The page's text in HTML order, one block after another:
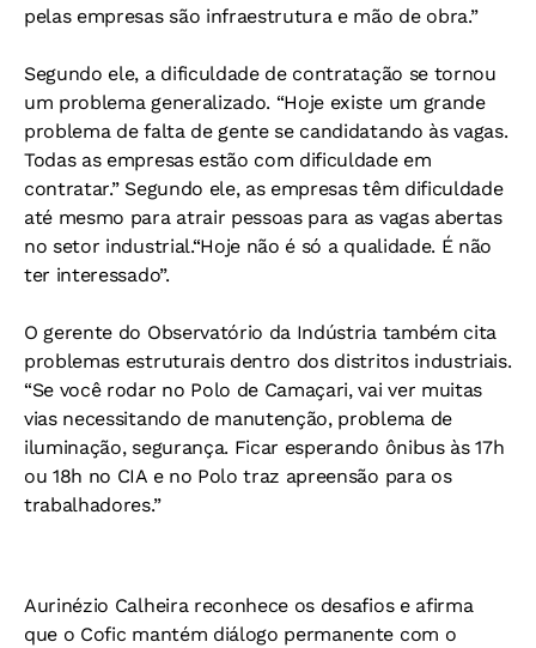
pelas empresas são infraestrutura e mão de obra.”
Segundo ele, a dificuldade de contratação se tornou
um problema generalizado. “Hoje existe um grande
problema de falta de gente se candidatando às vagas.
Todas as empresas estão com dificuldade em
contratar.” Segundo ele, as empresas têm dificuldade
até mesmo para atrair pessoas para as vagas abertas
no setor industrial.“Hoje não é só a qualidade. É não
ter interessado”.
O gerente do Observatório da Indústria também cita
problemas estruturais dentro dos distritos industriais.
“Se você rodar no Polo de Camaçari, vai ver muitas
vias necessitando de manutenção, problema de
iluminação, segurança. Ficar esperando ônibus às 17h
ou 18h no CIA e no Polo traz apreensão para os
trabalhadores.”
Aurinézio Calheira reconhece os desafios e afirma
que o Cofic mantém diálogo permanente com o